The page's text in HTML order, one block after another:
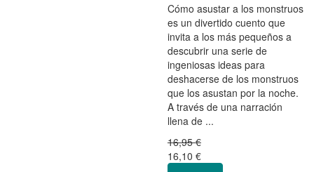
Cómo asustar a los monstruos
es un divertido cuento que
invita a los más pequeños a
descubrir una serie de
ingeniosas ideas para
deshacerse de los monstruos
que los asustan por la noche.
A través de una narración
llena de ...
16,95 €
16,10 €